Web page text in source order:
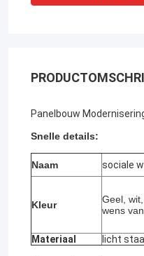
Panelbouw
Snelle details:
Naam sociale
Kleur
Geel,
wens
Materiaal
licht